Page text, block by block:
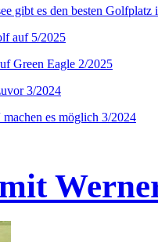
gibt es den besten
auf 5/2025
Green Eagle 2/2025
3/2024
es möglich 3/2024